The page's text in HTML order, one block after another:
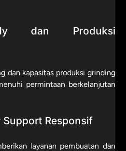
dan Produksi
dan kapasitas produksi grinding
permintaan berkelanjutan
Support Responsif
layanan pembuatan dan